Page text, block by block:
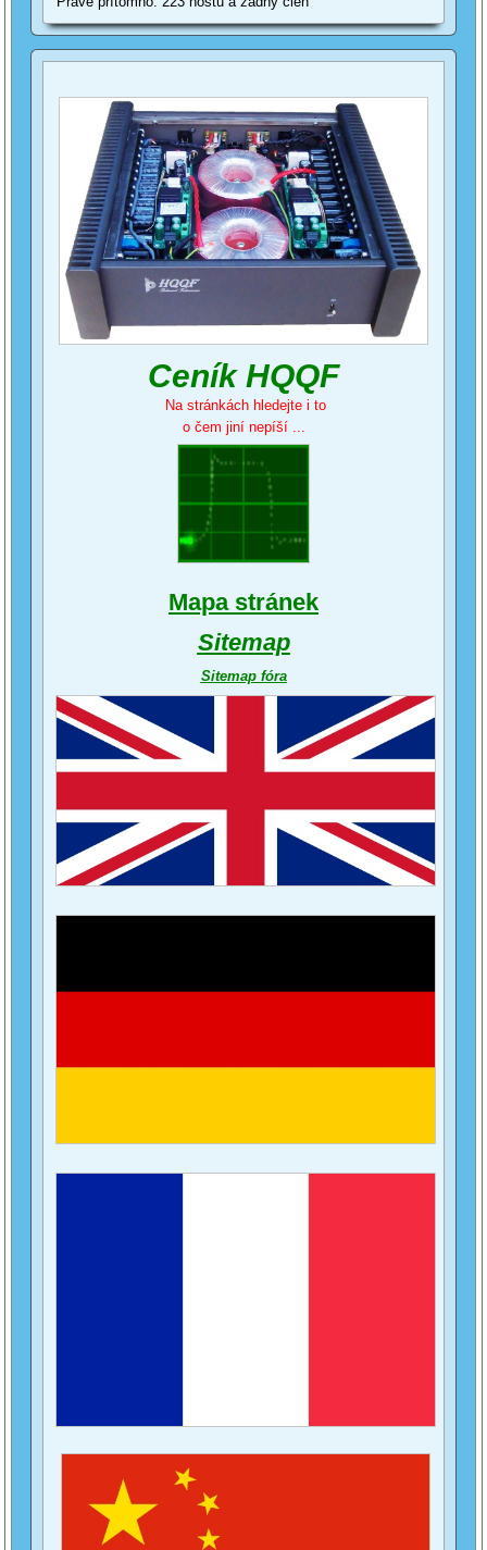
Ceník HQQF
Na stránkách hledejte i to
o čem jiní nepíší ...
Mapa stránek
Sitemap
Sitemap fóra